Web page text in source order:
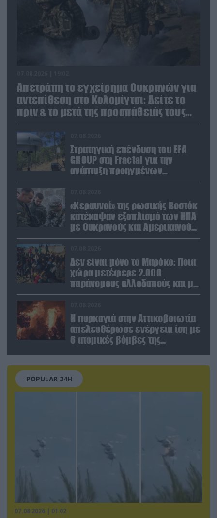
Απετράπη το εγχείρημα Ουκρανών για
αντεπίθεση στο Κολομίγτσι: Δείτε το
πριν & το μετά της προσπάθειάς τους
(βίντεο)
Στρατηγική επένδυση του EFA
GROUP στη Fractal για την
ανάπτυξη προηγμένων
αμυντικών τεχνολογιών σε
«Κεραυνοί» της ρωσικής Βοστόκ
κατέκαψαν εξοπλισμό των ΗΠΑ
με Ουκρανούς και Αμερικανούς
μισθοφόρους – Δείτε βίντεο
Δεν είναι μόνο το Μαρόκο: Ποια
χώρα μετέφερε 2.000
παράνομους αλλοδαπούς και με
ναρκωτικά στην Ισπανία
Η πυρκαγιά στην Αττικοβοιωτία
απελευθέρωσε ενέργεια ίση με
6 ατομικές βόμβες της
POPULAR 24H
07.08.2026 | 01:02